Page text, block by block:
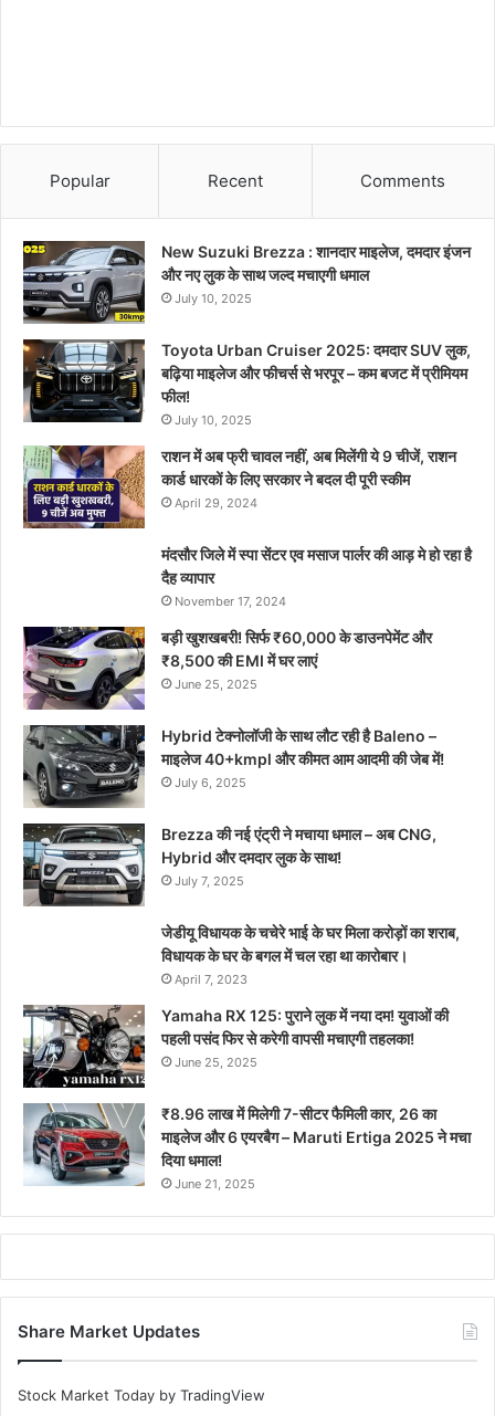
Popular Recent Comments
New Suzuki Brezza : शानदार माइलेज, दमदार इंजन
और नए लुक के साथ जल्द मचाएगी धमाल
July 10, 2025
Toyota Urban Cruiser 2025: दमदार SUV लुक,
बढ़िया माइलेज और फीचर्स से भरपूर – कम बजट में प्रीमियम
फील!
July 10, 2025
राशन में अब फ्री चावल नहीं, अब मिलेंगी ये 9 चीजें, राशन
कार्ड धारकों के लिए सरकार ने बदल दी पूरी स्कीम
April 29, 2024
मंदसौर जिले में स्पा सेंटर एव मसाज पार्लर की आड़ मे हो रहा है
दैह व्यापार
November 17, 2024
बड़ी खुशखबरी! सिर्फ ₹60,000 के डाउनपेमेंट और
₹8,500 की EMI में घर लाएं
June 25, 2025
Hybrid टेक्नोलॉजी के साथ लौट रही है Baleno –
माइलेज 40+kmpl और कीमत आम आदमी की जेब में!
July 6, 2025
Brezza की नई एंट्री ने मचाया धमाल – अब CNG,
Hybrid और दमदार लुक के साथ!
July 7, 2025
जेडीयू विधायक के चचेरे भाई के घर मिला करोड़ों का शराब,
विधायक के घर के बगल में चल रहा था कारोबार।
April 7, 2023
Yamaha RX 125: पुराने लुक में नया दम! युवाओं की
पहली पसंद फिर से करेगी वापसी मचाएगी तहलका!
June 25, 2025
₹8.96 लाख में मिलेगी 7-सीटर फैमिली कार, 26 का
माइलेज और 6 एयरबैग – Maruti Ertiga 2025 ने मचा
दिया धमाल!
June 21, 2025
Share Market Updates
Stock Market Today by TradingView